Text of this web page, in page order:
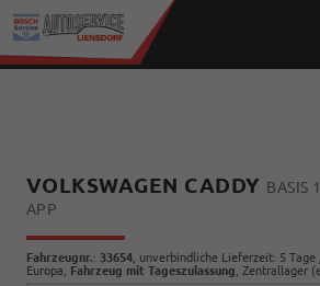
VOLKSWAGEN CADDY BASIS
APP
Fahrzeugnr.: 33654 , unverbindliche Lieferzeit: 5 Tage
Europa, Fahrzeug mit Tageszulassung , Zentrallager